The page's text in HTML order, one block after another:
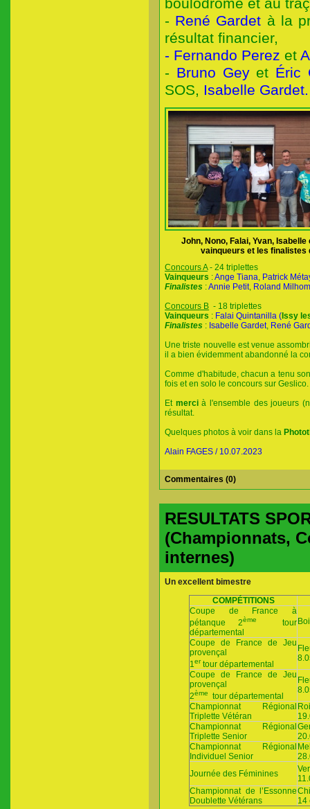
boulodrome et au
- René Gardet à la
résultat financier,
- Fernando Perez et
- Bruno Gey et Éric
SOS, Isabelle Gardet.
John, Nono, Falai, Yvan, Isabelle
vainqueurs et les finalistes
Concours A- 24 triplettes
Vainqueurs :Ange Tiana, Patrick
Finalistes :Annie Petit, Roland
Concours B - 18 triplettes
Vainqueurs : Falai Quintanilla ( Issy
Finalistes : Isabelle Gardet, René
Une triste nouvelle est venue
il a bien évidemment abandonné la
Comme d'habitude, chacun a tenu
fois et en solo le concours sur
Et mercià l'ensemble des joueurs
résultat.
Quelques photos à voir dans la
Alain FAGES / 10.07.2023
Commentaires (0)
RESULTATS
(Championnats,
internes)
Un excellent bimestre
COMPÉTITIONS
Coupe de France à
pétanque 2ème
tour
départemental
Coupe de France de Jeu
provençal
1er tour départemental
Coupe de France de Jeu
provençal
2ème tour départemental
Championnat Régional
Triplette Vétéran
Championnat Régional
Triplette Senior
Championnat Régional
Individuel Senior
Journée des Féminines
Championnat de l’Essonne
Doublette Vétérans
14